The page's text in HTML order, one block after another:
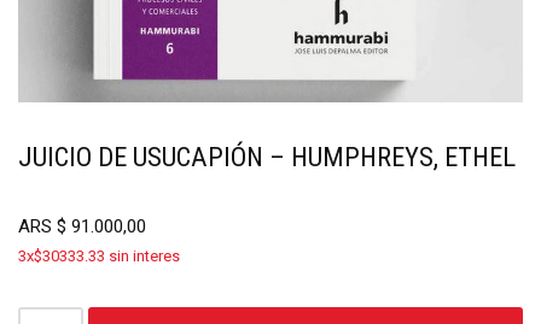
JUICIO DE USUCAPIÓN – HUMPHREYS, ETHEL
ARS $ 91.000,00
3x$30333.33 sin interes